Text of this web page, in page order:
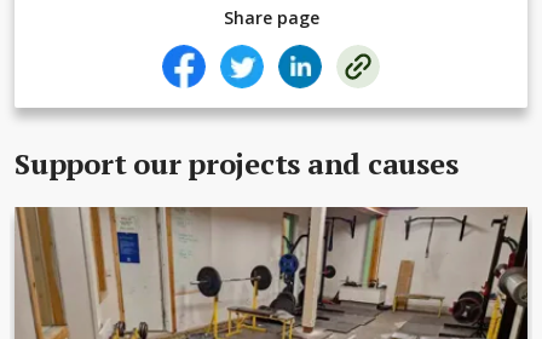
Share page
Support our projects and causes